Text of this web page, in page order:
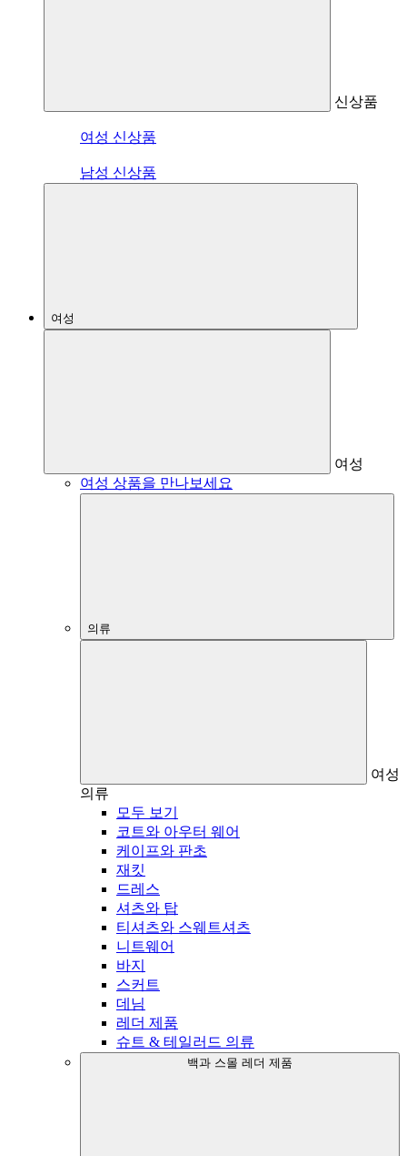
신상품
여성 신상품
남성 신상품
여성
여성
여성 상품을 만나보세요
의류
여성
의류
모두 보기
코트와 아우터 웨어
케이프와 판초
재킷
드레스
셔츠와 탑
티셔츠와 스웨트셔츠
니트웨어
바지
스커트
데님
레더 제품
슈트 & 테일러드 의류
백과 스몰 레더 제품